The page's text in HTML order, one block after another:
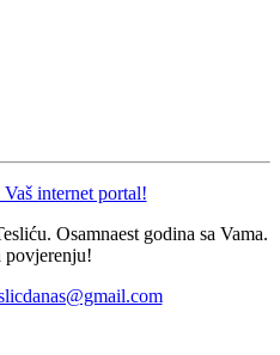
Osamnaest godina sa Vama.
povjerenju!